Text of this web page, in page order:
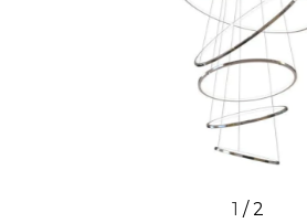
1 /2